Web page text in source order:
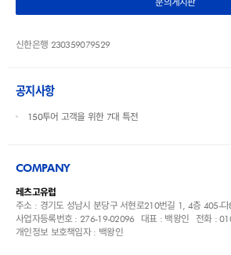
문의게시판
신한은행 230359079529
공지사항
150투어 고객을 위한 7대 특전
COMPANY
레츠고유럽
주소 : 경기도 성남시 분당구 서현로210번길 1, 4층 405-다
사업자등록번호 : 276-19-02096
대표 : 백왕인
전화 :
개인정보 보호책임자 : 백왕인